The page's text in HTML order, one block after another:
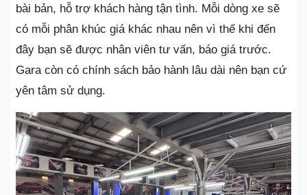
bài bản, hỗ trợ khách hàng tận tình. Mỗi dòng xe sẽ
có mỗi phân khúc giá khác nhau nên vì thế khi đến
đây bạn sẽ được nhân viên tư vấn, báo giá trước.
Gara còn có chính sách bảo hành lâu dài nên bạn cứ
yên tâm sử dụng.